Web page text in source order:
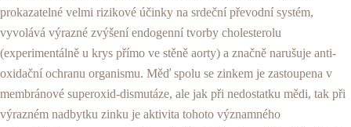
prokazatelné velmi rizikové účinky na srdeční převodní systém,
vyvolává výrazné zvýšení endogenní tvorby cholesterolu
(experimentál­ně u krys přímo ve stěně aorty) a značně narušuje anti-
oxidační ochranu organismu. Měď spolu se zinkem je zastoupena v
membránové superoxid-dismutáze, ale jak při nedostatku mědi, tak při
výrazném nadbytku zin­ku je aktivita tohoto významného